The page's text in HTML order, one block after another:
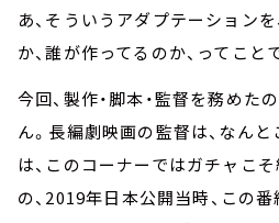
あ、そういうアダプテーション
か、誰が作ってるのか、ってこと
今回、製作・脚本・監督を務めた
ん。長編劇映画の監督は、なん
は、このコーナーではガチャこ
の、2019年日本公開当時、この